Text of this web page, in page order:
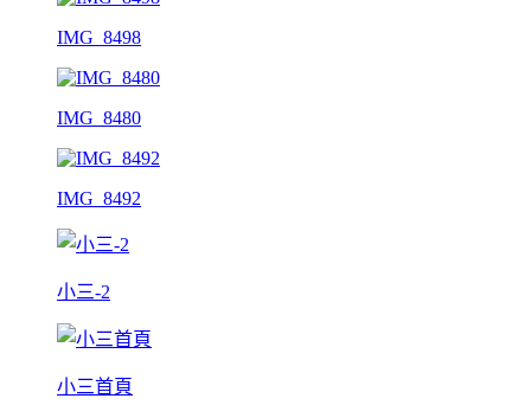
IMG_8498
IMG_8480
IMG_8492
小三-2
小三首頁